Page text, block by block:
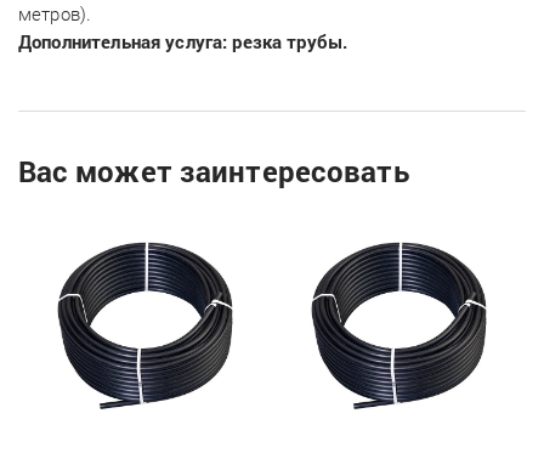
метров).
Дополнительная услуга: резка трубы.
Вас может заинтересовать